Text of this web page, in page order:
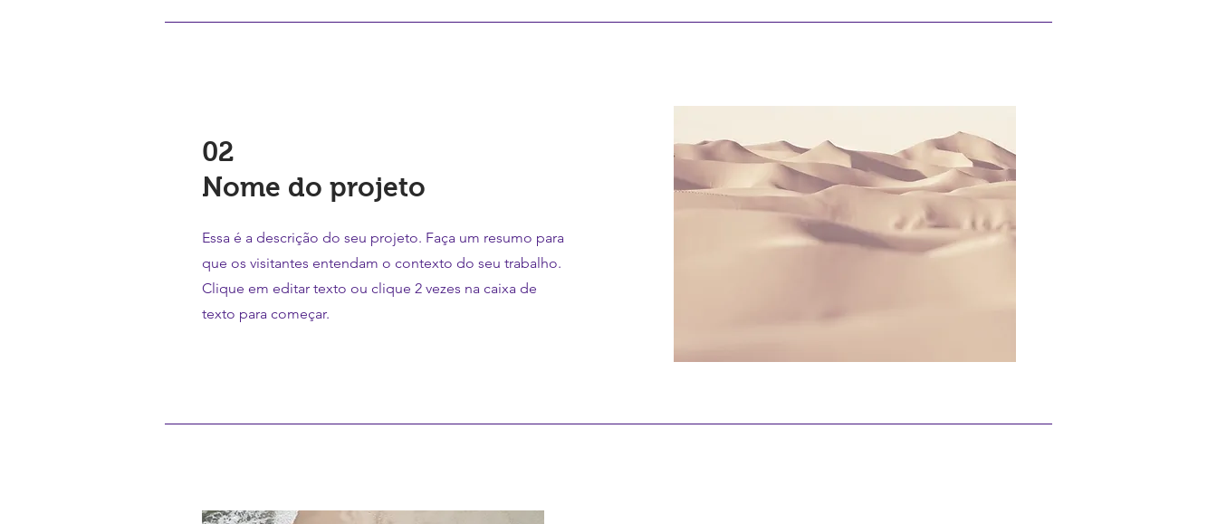
02
Nome do projeto
Essa é a descrição do seu projeto. Faça um resumo para
que os visitantes entendam o contexto do seu trabalho.
Clique em editar texto ou clique 2 vezes na caixa de
texto para começar.